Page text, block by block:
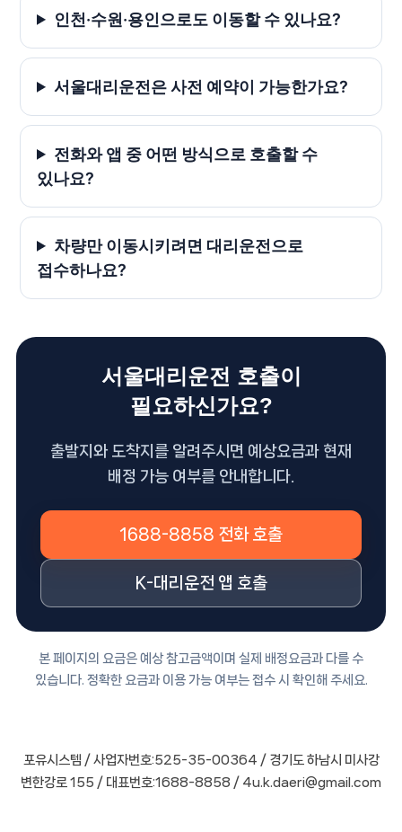
인천·수원·용인으로도 이동할 수 있나요?
서울대리운전은 사전 예약이 가능한가요?
전화와 앱 중 어떤 방식으로 호출할 수
있나요?
차량만 이동시키려면 대리운전으로
접수하나요?
서울대리운전 호출이
필요하신가요?
출발지와 도착지를 알려주시면 예상요금과 현재
배정 가능 여부를 안내합니다.
1688-8858 전화 호출
K-대리운전 앱 호출
본 페이지의 요금은 예상 참고금액이며 실제 배정요금과 다를 수
있습니다. 정확한 요금과 이용 가능 여부는 접수 시 확인해 주세요.
포유시스템 / 사업자번호:525-35-00364 / 경기도 하남시 미사강
변한강로 155 / 대표번호:1688-8858 / 4u.k.daeri@gmail.com